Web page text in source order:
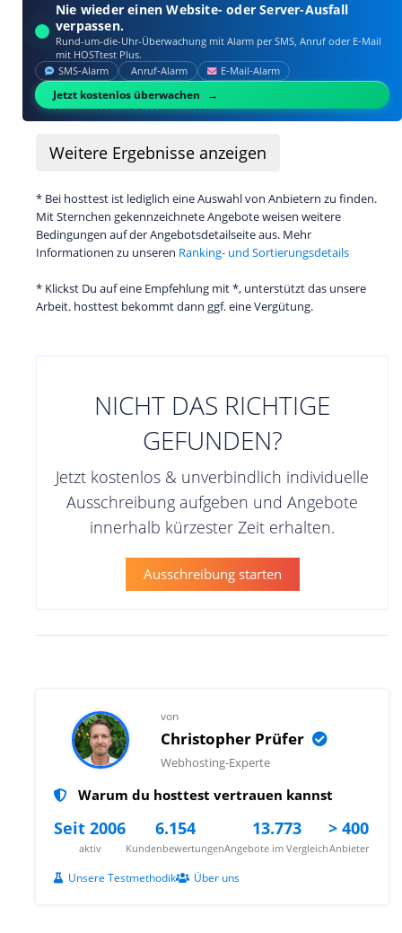
Nie wieder einen Website- oder Server-Ausfall
verpassen.
Rund-um-die-Uhr-Überwachung mit Alarm per SMS, Anruf oder E‑Mail
mit HOSTtest Plus.
SMS‑Alarm Anruf‑Alarm E‑Mail‑Alarm
Jetzt kostenlos überwachen
Weitere Ergebnisse anzeigen
* Bei hosttest ist lediglich eine Auswahl von Anbietern zu finden.
Mit Sternchen gekennzeichnete Angebote weisen weitere
Bedingungen auf der Angebotsdetailseite aus. Mehr
Informationen zu unseren Ranking- und Sortierungsdetails
* Klickst Du auf eine Empfehlung mit *, unterstützt das unsere
Arbeit. hosttest bekommt dann ggf. eine Vergütung.
NICHT DAS RICHTIGE
GEFUNDEN?
Jetzt kostenlos & unverbindlich individuelle
Ausschreibung aufgeben und Angebote
innerhalb kürzester Zeit erhalten.
Ausschreibung starten
von
Christopher Prüfer
Webhosting-Experte
Warum du hosttest vertrauen kannst
Seit 2006
aktiv
6.154
Kundenbewertungen
13.773
Angebote im Vergleich
> 400
Anbieter
Unsere Testmethodik Über uns